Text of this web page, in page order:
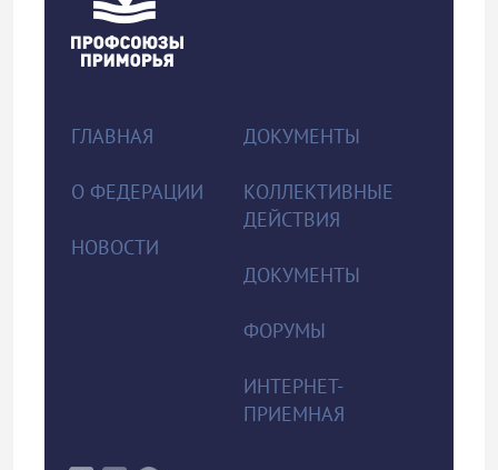
ГЛАВНАЯ
О ФЕДЕРАЦИИ
НОВОСТИ
ДОКУМЕНТЫ
КОЛЛЕКТИВНЫЕ
ДЕЙСТВИЯ
ДОКУМЕНТЫ
ФОРУМЫ
ИНТЕРНЕТ-
ПРИЕМНАЯ